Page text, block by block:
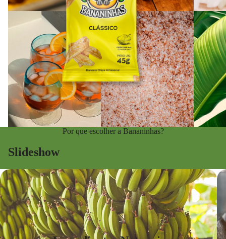
Por que escolher a Bananinhas?
Slideshow